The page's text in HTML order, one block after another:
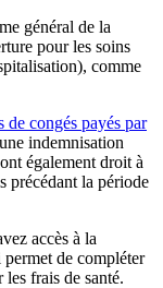
général de la
pour les soins
comme
de congés payés par
indemnisation
également droit à
précédant la période
accès à la
de compléter
frais de santé.